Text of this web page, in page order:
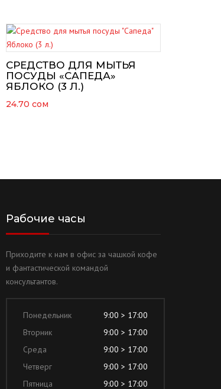
СРЕДСТВО ДЛЯ МЫТЬЯ
ПОСУДЫ «САПЕДА»
ЯБЛОКО (3 Л.)
24.70 сом
Рабочие часы
Приходите к нам в офис за чашкой кофе
и фантастической командой
консультантов.
Понедельник
9:00 > 17:00
Вторник
9:00 > 17:00
Среда
9:00 > 17:00
Четверг
9:00 > 17:00
Пятница
9:00 > 17:00